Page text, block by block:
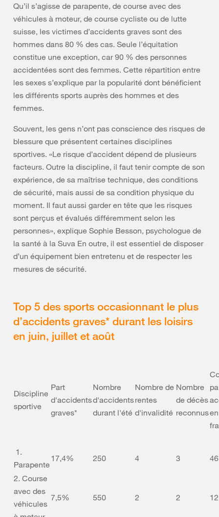
Qu’il s’agisse de parapente, de course avec des
véhicules à moteur, de course cycliste ou de lutte
suisse, les victimes d’accidents graves sont des
hommes dans 80 % des cas. Seule l’équitation
constitue une exception, car 90 % des personnes
accidentées sont des femmes. Cette répartition entre
les sexes s’explique par la popularité dont bénéficient
les différents sports auprès des hommes et des
femmes.
Souvent, les gens n’ont pas conscience des risques de
blessure que présentent certaines disciplines
sportives. «Le risque d’accident dépend de plusieurs
facteurs. Outre la discipline, il faut tenir compte de son
expérience, de sa maîtrise technique, des conditions
de sécurité, mais aussi de sa condition physique du
moment. Il faut aussi garder en tête que les risques
sont perçus et évalués différemment selon les
personnes», explique Sophie Besson, psychologue de
la santé à la Suva En outre, il est essentiel de disposer
d’un équipement bien entretenu et de respecter les
mesures de sécurité.
Top 5 des sports occasionnant le plus
d’accidents graves* durant les loisirs
en juin, juillet et août
Discipline
sportive
Part
d'accidents
graves*
Nombre
d'accidents
durant l'été
Nombre de
rentes
d'invalidité
Nombre
de décès
reconnusen
1.
Parapente
17,4% 250 4 3
2. Course
avec des
véhicules
7,5% 550 2 2